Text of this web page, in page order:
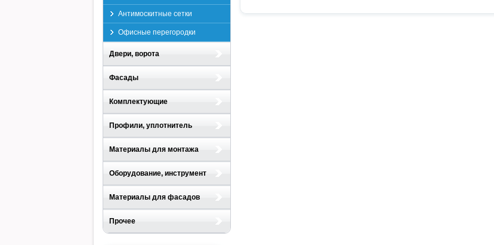
Антимоскитные сетки
Офисные перегородки
Двери, ворота
Фасады
Комплектующие
Профили, уплотнитель
Материалы для монтажа
Оборудование, инструмент
Материалы для фасадов
Прочее